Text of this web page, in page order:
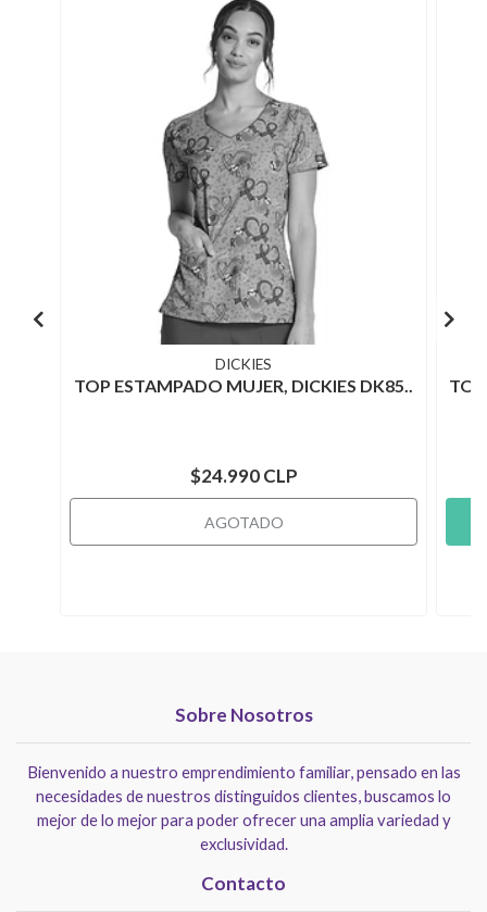
DICKIES
TOP ESTAMPADO MUJER, DICKIES DK85..
$24.990 CLP
AGOTADO
Sobre Nosotros
Bienvenido a nuestro emprendimiento familiar, pensado en las
necesidades de nuestros distinguidos clientes, buscamos lo
mejor de lo mejor para poder ofrecer una amplia variedad y
exclusividad.
Contacto